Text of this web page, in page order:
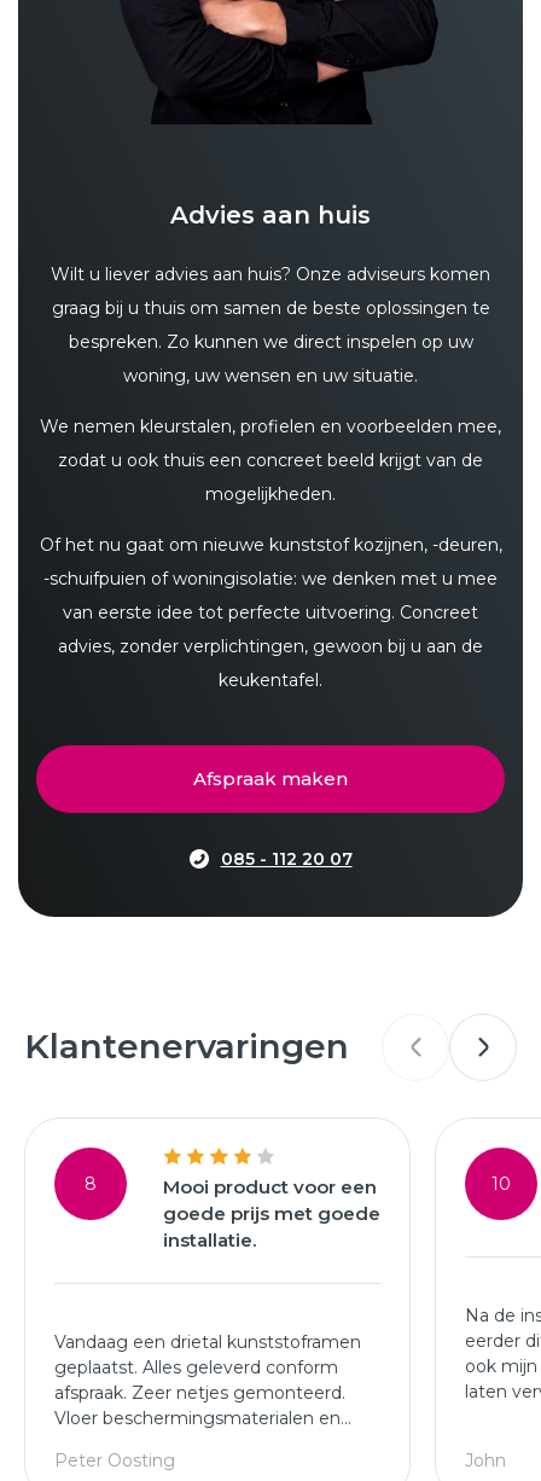
Advies aan huis
Wilt u liever advies aan huis? Onze adviseurs komen
graag bij u thuis om samen de beste oplossingen te
bespreken. Zo kunnen we direct inspelen op uw
woning, uw wensen en uw situatie.
We nemen kleurstalen, profielen en voorbeelden mee,
zodat u ook thuis een concreet beeld krijgt van de
mogelijkheden.
Of het nu gaat om nieuwe kunststof kozijnen, -deuren,
-schuifpuien of woningisolatie: we denken met u mee
van eerste idee tot perfecte uitvoering. Concreet
advies, zonder verplichtingen, gewoon bij u aan de
keukentafel.
Afspraak maken
085 - 112 20 07
Klantenervaringen
8
Mooi product voor een
goede prijs met goede
installatie.
Vandaag een drietal kunststoframen
geplaatst. Alles geleverd conform
afspraak. Zeer netjes gemonteerd.
Vloer beschermingsmaterialen en
Peter Oosting
10
Na de
eerder
ook
laten
der
John